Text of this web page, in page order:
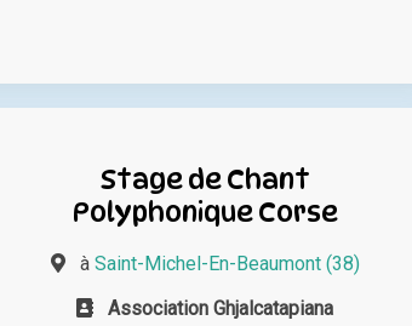
Stage de Chant
Polyphonique Corse
à Saint-Michel-En-Beaumont (38)
Association Ghjalcatapiana